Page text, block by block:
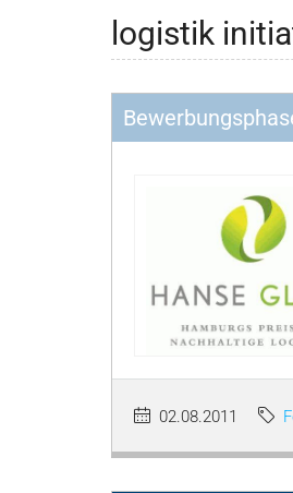
logistik
02.08.2011